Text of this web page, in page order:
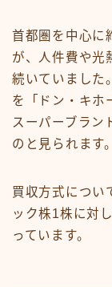
首都圏を中心に
が、人件費や光
続いていました
を「ドン・キホ
スーパーブラン
のと見られます。
買収方式につい
ック株1株に対
っています。